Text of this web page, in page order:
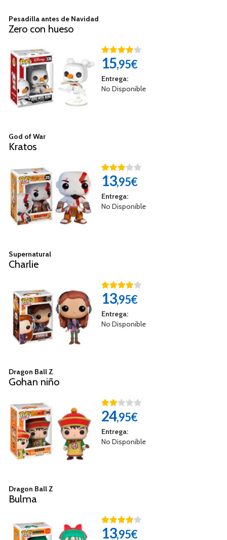
Pesadilla antes de Navidad
Zero con hueso
15,95€
Entrega:
No Disponible
God of War
Kratos
13,95€
Entrega:
No Disponible
Supernatural
Charlie
13,95€
Entrega:
No Disponible
Dragon Ball Z
Gohan niño
24,95€
Entrega:
No Disponible
Dragon Ball Z
Bulma
13,95€